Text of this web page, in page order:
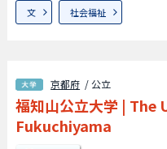
文 社会福祉
京都府 / 公立
福知山公立大学 | The
Fukuchiyama